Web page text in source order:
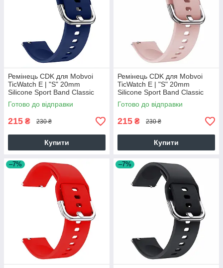
Ремінець CDK для Mobvoi
TicWatch E | "S" 20mm
Silicone Sport Band Classic
(012194) (dark blue)
Готово до відправки
215 ₴ 230 ₴
Купити
Ремінець CDK для Mobvoi
TicWatch E | "S" 20mm
Silicone Sport Band Classic
(012194) (pink)
Готово до відправки
215 ₴ 230 ₴
Купити
–7% –7%